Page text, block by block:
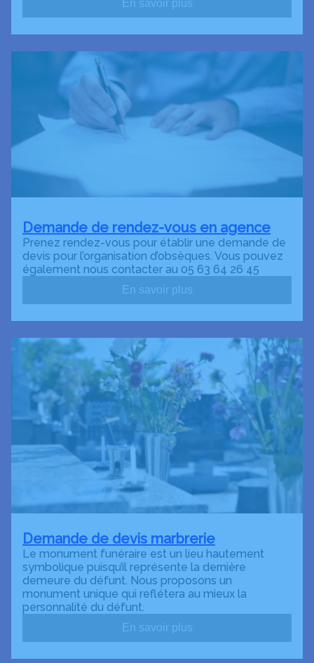
En savoir plus
Demande de rendez-vous en agence
Prenez rendez-vous pour établir une demande de
devis pour l’organisation d’obsèques. Vous pouvez
également nous contacter au 05 63 64 26 45
En savoir plus
Demande de devis marbrerie
Le monument funéraire est un lieu hautement
symbolique puisqu’il représente la dernière
demeure du défunt. Nous proposons un
monument unique qui reflétera au mieux la
personnalité du défunt.
En savoir plus